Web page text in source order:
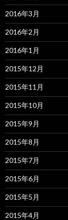
2016年3月
2016年2月
2016年1月
2015年12月
2015年11月
2015年10月
2015年9月
2015年8月
2015年7月
2015年6月
2015年5月
2015年4月